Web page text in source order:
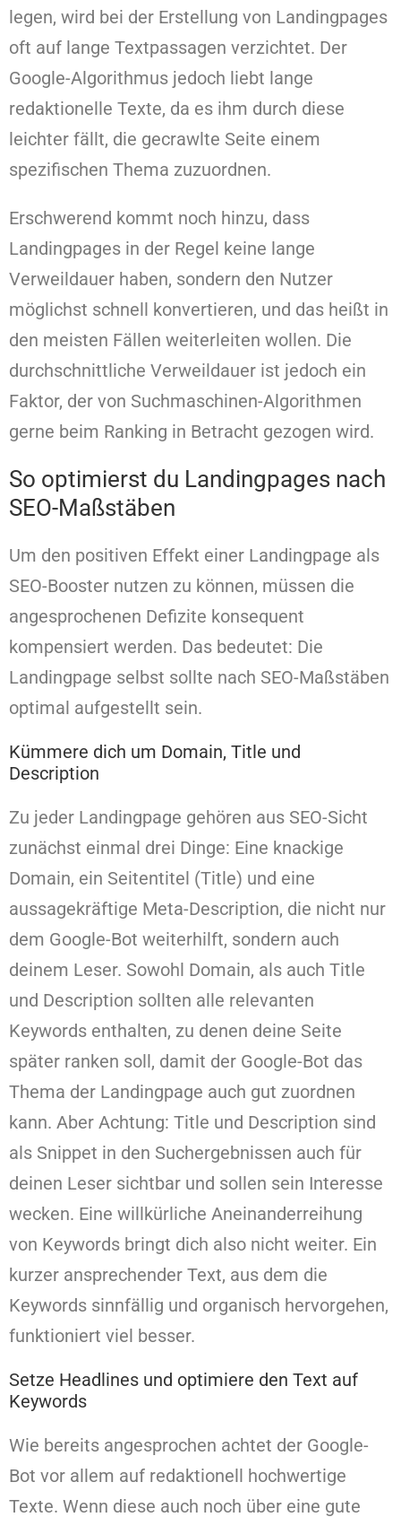
legen, wird bei der Erstellung von Landingpages
oft auf lange Textpassagen verzichtet. Der
Google-Algorithmus jedoch liebt lange
redaktionelle Texte, da es ihm durch diese
leichter fällt, die gecrawlte Seite einem
spezifischen Thema zuzuordnen.
Erschwerend kommt noch hinzu, dass
Landingpages in der Regel keine lange
Verweildauer haben, sondern den Nutzer
möglichst schnell konvertieren, und das heißt in
den meisten Fällen weiterleiten wollen. Die
durchschnittliche Verweildauer ist jedoch ein
Faktor, der von Suchmaschinen-Algorithmen
gerne beim Ranking in Betracht gezogen wird.
So optimierst du Landingpages nach
SEO-Maßstäben
Um den positiven Effekt einer Landingpage als
SEO-Booster nutzen zu können, müssen die
angesprochenen Defizite konsequent
kompensiert werden. Das bedeutet: Die
Landingpage selbst sollte nach SEO-Maßstäben
optimal aufgestellt sein.
Kümmere dich um Domain, Title und
Description
Zu jeder Landingpage gehören aus SEO-Sicht
zunächst einmal drei Dinge: Eine knackige
Domain, ein Seitentitel (Title) und eine
aussagekräftige Meta-Description, die nicht nur
dem Google-Bot weiterhilft, sondern auch
deinem Leser. Sowohl Domain, als auch Title
und Description sollten alle relevanten
Keywords enthalten, zu denen deine Seite
später ranken soll, damit der Google-Bot das
Thema der Landingpage auch gut zuordnen
kann. Aber Achtung: Title und Description sind
als Snippet in den Suchergebnissen auch für
deinen Leser sichtbar und sollen sein Interesse
wecken. Eine willkürliche Aneinanderreihung
von Keywords bringt dich also nicht weiter. Ein
kurzer ansprechender Text, aus dem die
Keywords sinnfällig und organisch hervorgehen,
funktioniert viel besser.
Setze Headlines und optimiere den Text auf
Keywords
Wie bereits angesprochen achtet der Google-
Bot vor allem auf redaktionell hochwertige
Texte. Wenn diese auch noch über eine gute